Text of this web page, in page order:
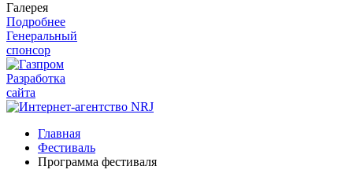
Галерея
Подробнее
Генеральный
спонсор
Разработка
сайта
Главная
Фестиваль
Программа фестиваля